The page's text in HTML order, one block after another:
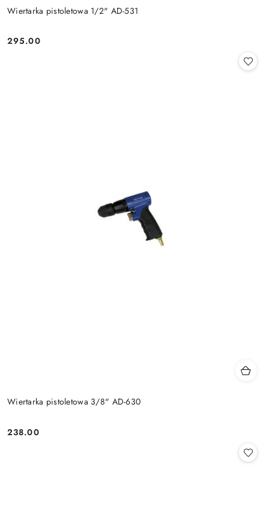
Wiertarka pistoletowa 1/2" AD-531
Cena:
295.00
Wiertarka pistoletowa 3/8" AD-630
Cena:
238.00